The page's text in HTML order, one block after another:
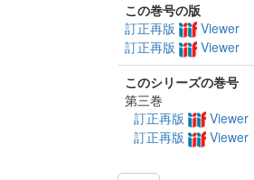
この巻号の版
訂正再版
Viewer
訂正再版
Viewer
このシリーズの巻号
第三巻
訂正再版
Viewer
訂正再版
Viewer